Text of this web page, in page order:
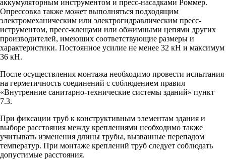
аккумуляторным инструментом и пресс-насадками Роммер.
Опрессовка также может выполняться подходящим
электромеханическим или электрогидравлическим пресс-
иструментом, пресс-клещами или обжимными цепями других
производителей, имеющих соответствующие размеры и
характеристики. Постоянное усилие не менее 32 кН и максимум
36 кН.
После осуществления монтажа необходимо провести испытания
на герметичность соединений с соблюдением правил
«Внутренние санитарно-технические системы зданий» пункт
7.3.
При фиксации труб к конструктивным элементам здания и
выборе расстояния между креплениями необходимо также
учитывать изменения длины трубы, вызванные перепадом
температур. При монтаже креплений труб следует соблюдать
допустимые расстояния.